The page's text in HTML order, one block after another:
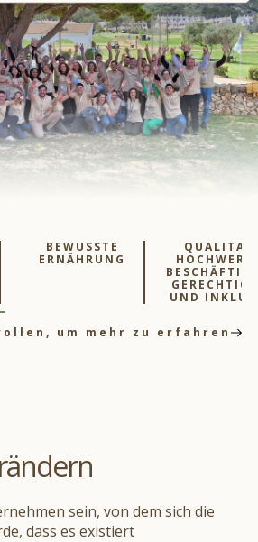
BEWUSSTE
ERNÄHRUNG
UND
um mehr zu erfahren
sein, von dem sich die
dass es existiert